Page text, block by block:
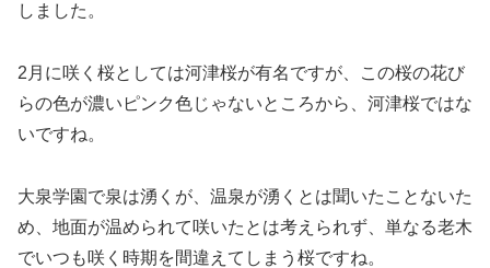
しました。
2月に咲く桜としては河津桜が有名ですが、この桜の花び
らの色が濃いピンク色じゃないところから、河津桜ではな
いですね。
大泉学園で泉は湧くが、温泉が湧くとは聞いたことないた
め、地面が温められて咲いたとは考えられず、単なる老木
でいつも咲く時期を間違えてしまう桜ですね。